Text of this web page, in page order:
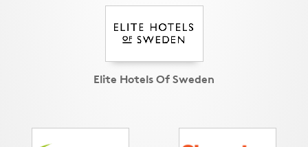
Elite Hotels Of Sweden